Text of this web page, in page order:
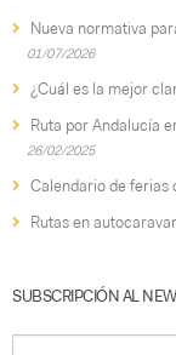
Nueva normativa
01/07/2026
¿Cuál es la mejor
Ruta por Andalucía
26/02/2025
Calendario de ferias
Rutas en
SUBSCRIPCIÓN AL